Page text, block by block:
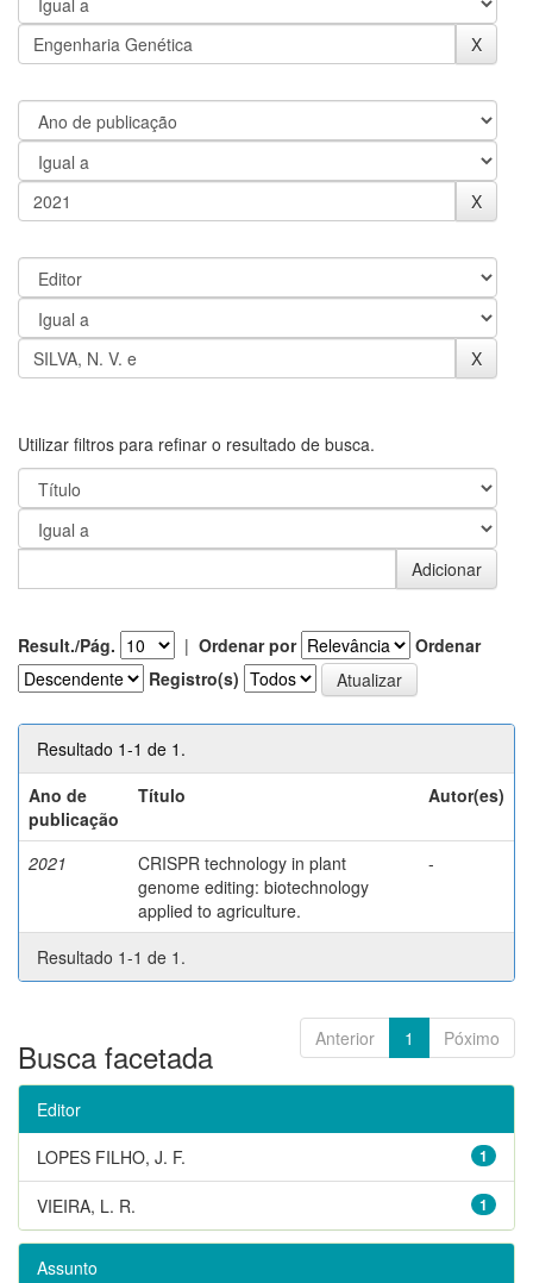
Utilizar filtros para refinar o resultado de busca.
Result./Pág. | Ordenar por
Ordenar
Registro(s)
Resultado 1-1 de 1.
Ano de
publicação
Título Autor(es)
2021
CRISPR technology in plant
genome editing: biotechnology
applied to agriculture.
-
Resultado 1-1 de 1.
Anterior 1 Póximo
Busca facetada
Editor
1
LOPES FILHO, J. F.
1
VIEIRA, L. R.
Assunto